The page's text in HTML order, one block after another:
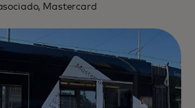
Mastercard